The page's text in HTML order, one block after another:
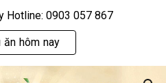
Hotline: 0903 057 867
ăn hôm nay